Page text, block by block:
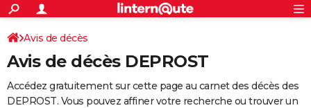
ACTUALITÉS
Politique
Société
Faits Divers
Education
Monde
Villes
+
SPORT
Coupe du monde 2026
Football
Tennis
Cyclisme
Rugby
Forum
Programme TV
TNT
Streaming
Cinéma
Sorties cinéma
Musique
+
FINANCE
Avis de décès
Avis de décès DEPROST
Accédez gratuitement sur cette page au carnet des décès des
DEPROST. Vous pouvez affiner votre recherche ou trouver un